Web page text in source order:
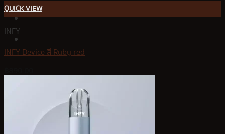
QUICK VIEW
INFY
INFY Device สี Ruby red